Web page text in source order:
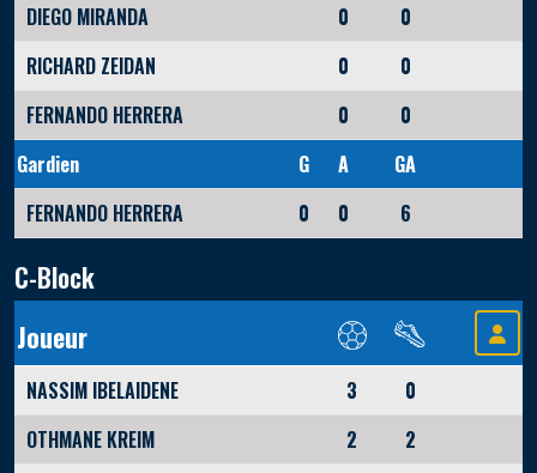
DIEGO MIRANDA
0
0
RICHARD ZEIDAN
0
0
FERNANDO HERRERA
0
0
Gardien
G A
GA
FERNANDO HERRERA
0 0 6
C-Block
Joueur
NASSIM IBELAIDENE 3
0
OTHMANE KREIM
2
2